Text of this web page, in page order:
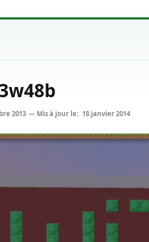
2013 Mis à jour le: 18 janvier 2014